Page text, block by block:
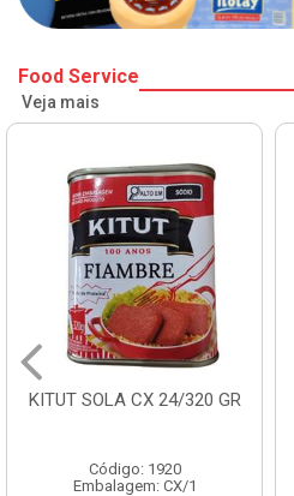
Food Service
Veja mais
KITUT SOLA CX 24/320 GR
Código: 1920
Embalagem: CX/1